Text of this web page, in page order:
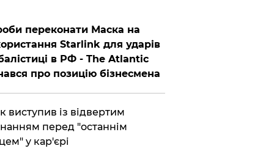
переконати Маска на
Starlink для ударів
в РФ - The Atlantic
про позицію бізнесмена
виступив із відвертим
перед "останнім
у кар'єрі